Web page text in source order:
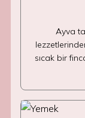
Ayva
sıcak bir